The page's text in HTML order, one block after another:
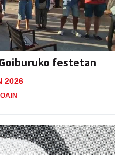
festetan
2026